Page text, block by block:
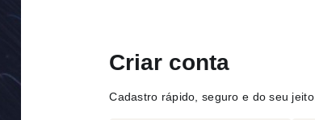
Criar conta
Cadastro rápido, seguro e do seu jeito.